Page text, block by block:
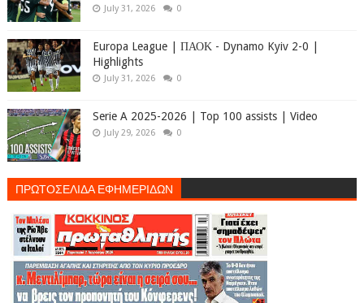
July 31, 2026 0
Europa League | ΠΑΟΚ - Dynamo Kyiv 2-0 |
Highlights
July 31, 2026 0
Serie A 2025-2026 | Top 100 assists | Video
July 29, 2026 0
ΠΡΩΤΟΣΕΛΙΔΑ ΕΦΗΜΕΡΙΔΩΝ